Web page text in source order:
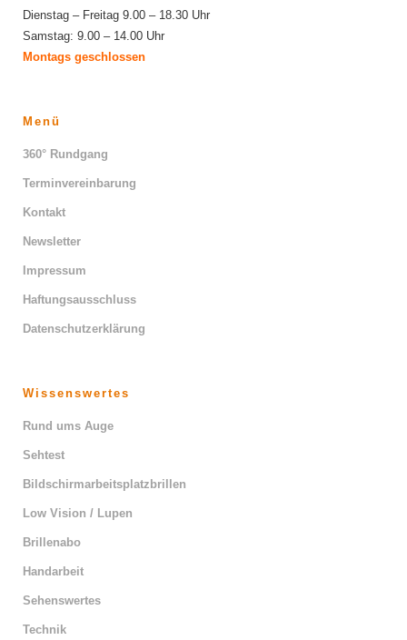
Dienstag – Freitag 9.00 – 18.30 Uhr
Samstag: 9.00 – 14.00 Uhr
Montags geschlossen
Menü
360° Rundgang
Terminvereinbarung
Kontakt
Newsletter
Impressum
Haftungsausschluss
Datenschutzerklärung
Wissenswertes
Rund ums Auge
Sehtest
Bildschirmarbeitsplatzbrillen
Low Vision / Lupen
Brillenabo
Handarbeit
Sehenswertes
Technik